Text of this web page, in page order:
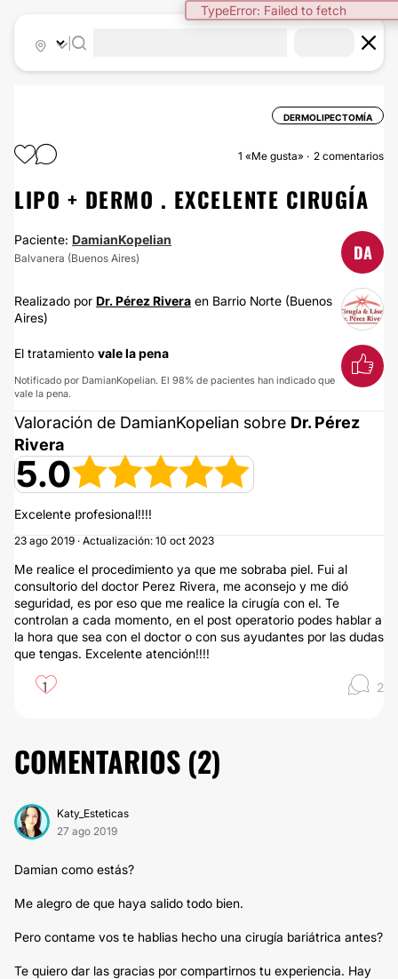
TypeError: Failed to fetch
DERMOLIPECTOMÍA
1 «Me gusta» 2 comentarios
LIPO + DERMO . EXCELENTE CIRUGÍA
Paciente: DamianKopelian
Balvanera (Buenos Aires) DA
Realizado por Dr. Pérez Rivera en Barrio Norte (Buenos
Aires)
El tratamiento vale la pena
Notificado por DamianKopelian. El 98% de pacientes han indicado que
vale la pena.
Valoración de DamianKopelian sobre Dr. Pérez
Rivera
5.0
Excelente profesional!!!!
23 ago 2019 · Actualización: 10 oct 2023
Me realice el procedimiento ya que me sobraba piel. Fui al
consultorio del doctor Perez Rivera, me aconsejo y me dió
seguridad, es por eso que me realice la cirugía con el. Te
controlan a cada momento, en el post operatorio podes hablar a
la hora que sea con el doctor o con sus ayudantes por las dudas
que tengas. Excelente atención!!!!
1 2
COMENTARIOS (2)
Katy_Esteticas
27 ago 2019
Damian como estás?
Me alegro de que haya salido todo bien.
Pero contame vos te hablias hecho una cirugía bariátrica antes?
Te quiero dar las gracias por compartirnos tu experiencia. Hay